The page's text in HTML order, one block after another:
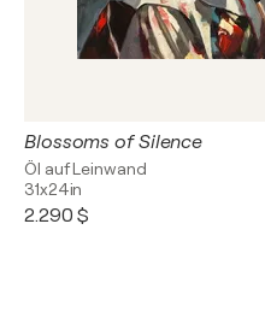
Blossoms of Silence
Öl auf Leinwand
31x24in
2.290 $